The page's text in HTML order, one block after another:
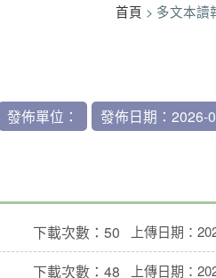
首頁 > 多文本讀
發佈單位： 發佈日期：2026-
上傳日期：
下載次數：50
上傳日期：
下載次數：48